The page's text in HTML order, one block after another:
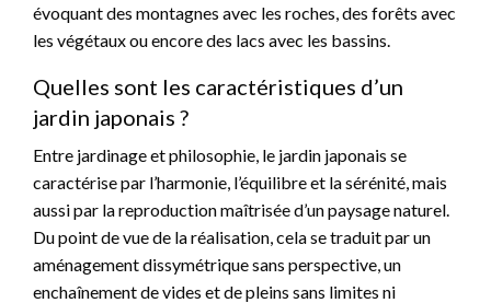
évoquant des montagnes avec les roches, des forêts avec
les végétaux ou encore des lacs avec les bassins.
Quelles sont les caractéristiques d’un
jardin japonais ?
Entre jardinage et philosophie, le jardin japonais se
caractérise par l’harmonie, l’équilibre et la sérénité, mais
aussi par la reproduction maîtrisée d’un paysage naturel.
Du point de vue de la réalisation, cela se traduit par un
aménagement dissymétrique sans perspective, un
enchaînement de vides et de pleins sans limites ni